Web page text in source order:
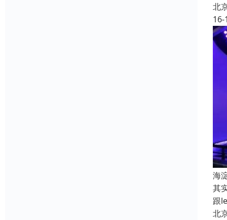
北
16-
海
其
跟
北